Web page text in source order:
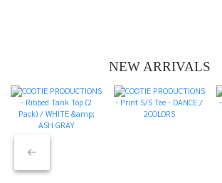
NEW ARRIVALS